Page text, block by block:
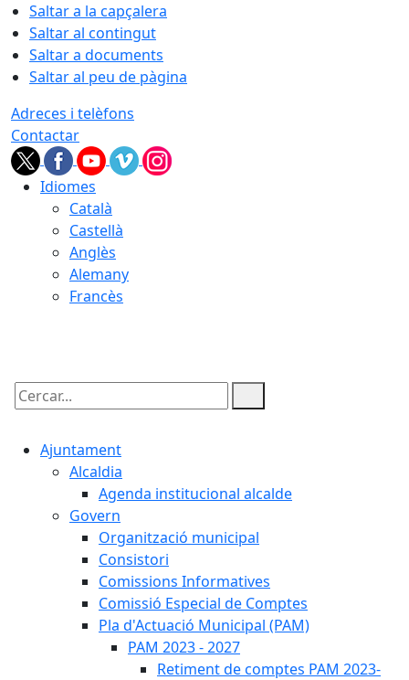
Saltar a la capçalera
Saltar al contingut
Saltar a documents
Saltar al peu de pàgina
Adreces i telèfons
Contactar
Idiomes
Català
Castellà
Anglès
Alemany
Francès
Cercar:
Ajuntament
Alcaldia
Agenda institucional alcalde
Govern
Organització municipal
Consistori
Comissions Informatives
Comissió Especial de Comptes
Pla d'Actuació Municipal (PAM)
PAM 2023 - 2027
Retiment de comptes PAM 2023-